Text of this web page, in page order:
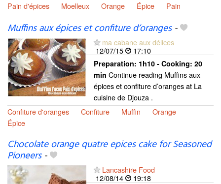
Pain d'épices
Moelleux Orange Épice Pain
Muffins aux épices et confiture d’oranges-
ma cabane aux délices
12/07/15
17:10
Preparation: 1h10 - Cooking: 20
min Continue reading Muffins aux
épices et confiture d’oranges at La
cuisine de Djouza .
Confiture d'oranges
Confiture Muffin
Orange
Épice
Chocolate orange quatre epices cake for Seasoned
Pioneers-
Lancashire Food
12/08/14
19:18